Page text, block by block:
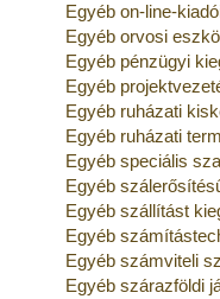
Egyéb on-line-
Egyéb orvosi
Egyéb pénzügyi
Egyéb
Egyéb ruházati
Egyéb ruházati
Egyéb speciális
Egyéb
Egyéb szállítást
Egyéb
Egyéb számviteli
Egyéb szárazföldi